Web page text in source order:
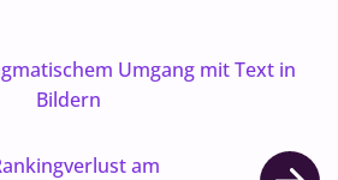
Umgang mit Text in
Bildern
am